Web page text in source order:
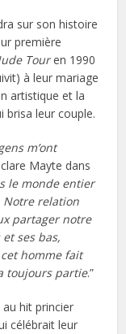
sur son histoire
première
Touren 1990
à leur mariage
artistique et la
brisa leur couple.
m’ont
Mayte dans
le monde entier
Notre relation
partager notre
ses bas,
homme fait
toujours partie.”
hit princier
célébrait leur